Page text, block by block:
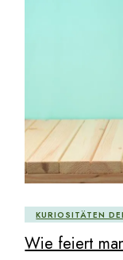
KURIOSITÄTEN
Wie feiert